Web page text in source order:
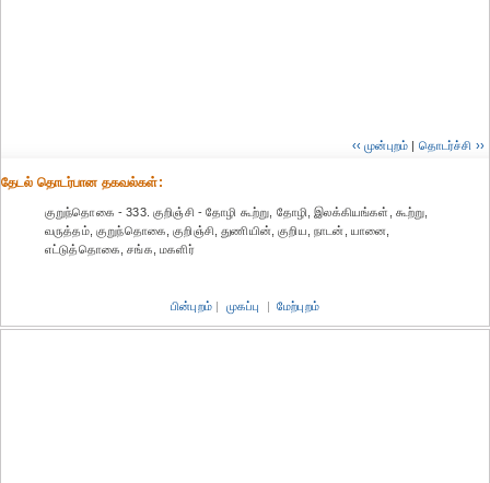
‹‹ முன்புறம் | தொடர்ச்சி ››
தேட‌ல் தொட‌ர்பான தகவ‌ல்க‌ள்:
குறுந்தொகை - 333. குறிஞ்சி - தோழி கூற்று, தோழி, இலக்கியங்கள், கூற்று,
வருத்தம், குறுந்தொகை, குறிஞ்சி, துணியின், குறிய, நாடன், யானை,
எட்டுத்தொகை, சங்க, மகளிர்
பின்புறம் | முகப்பு | மேற்புறம்